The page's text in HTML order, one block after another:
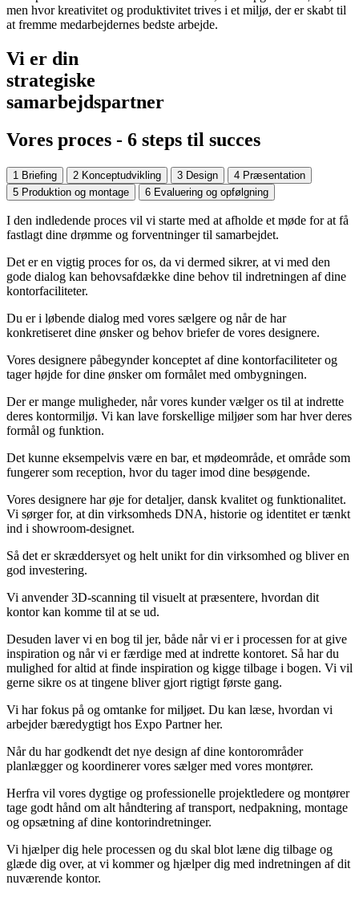
men hvor kreativitet og produktivitet trives i et miljø, der er skabt til
at fremme medarbejdernes bedste arbejde.
Vi er din
strategiske
samarbejdspartner
Vores proces - 6 steps til succes
1 Briefing 2 Konceptudvikling 3 Design
4 Præsentation
5 Produktion og montage
6 Evaluering og opfølgning
I den indledende proces vil vi starte med at afholde et møde for at få
fastlagt dine drømme og forventninger til samarbejdet.
Det er en vigtig proces for os, da vi dermed sikrer, at vi med den
gode dialog kan behovsafdække dine behov til indretningen af dine
kontorfaciliteter.
Du er i løbende dialog med vores sælgere og når de har
konkretiseret dine ønsker og behov briefer de vores designere.
Vores designere påbegynder konceptet af dine kontorfaciliteter og
tager højde for dine ønsker om formålet med ombygningen.
Der er mange muligheder, når vores kunder vælger os til at indrette
deres kontormiljø. Vi kan lave forskellige miljøer som har hver deres
formål og funktion.
Det kunne eksempelvis være en bar, et mødeområde, et område som
fungerer som reception, hvor du tager imod dine besøgende.
Vores designere har øje for detaljer, dansk kvalitet og funktionalitet.
Vi sørger for, at din virksomheds DNA, historie og identitet er tænkt
ind i showroom-designet.
Så det er skræddersyet og helt unikt for din virksomhed og bliver en
god investering.
Vi anvender 3D-scanning til visuelt at præsentere, hvordan dit
kontor kan komme til at se ud.
Desuden laver vi en bog til jer, både når vi er i processen for at give
inspiration og når vi er færdige med at indrette kontoret. Så har du
mulighed for altid at finde inspiration og kigge tilbage i bogen. Vi vil
gerne sikre os at tingene bliver gjort rigtigt første gang.
Vi har fokus på og omtanke for miljøet. Du kan læse, hvordan vi
arbejder bæredygtigt hos Expo Partner her.
Når du har godkendt det nye design af dine kontorområder
planlægger og koordinerer vores sælger med vores montører.
Herfra vil vores dygtige og professionelle projektledere og montører
tage godt hånd om alt håndtering af transport, nedpakning, montage
og opsætning af dine kontorindretninger.
Vi hjælper dig hele processen og du skal blot læne dig tilbage og
glæde dig over, at vi kommer og hjælper dig med indretningen af dit
nuværende kontor.